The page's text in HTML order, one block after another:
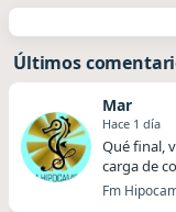
Últimos
Mar
Hace 1 día
Qué final,
carga de
Fm